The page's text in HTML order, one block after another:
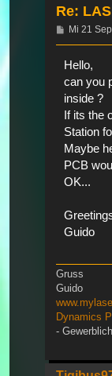
Re:
Beitrag
Mi 21
Hello,
can you
inside ?
If its the
Station
Maybe
PCB
OK...
Guido
Gruss
Guido
Dynamics
-